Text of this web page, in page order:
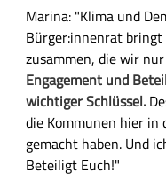
Marina: "Klima und
Bürger:innenrat
zusammen, die wir
Engagement und
wichtiger Schlüssel.
die Kommunen hier in
gemacht haben. Und
Beteiligt Euch!"